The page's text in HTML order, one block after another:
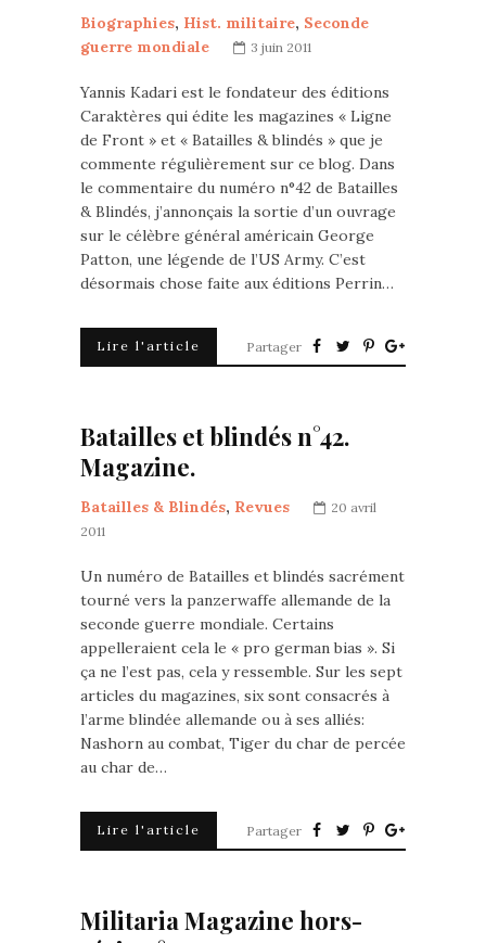
Biographies, Hist. militaire, Seconde
guerre mondiale
3 juin 2011
Yannis Kadari est le fondateur des éditions
Caraktères qui édite les magazines « Ligne
de Front » et « Batailles & blindés » que je
commente régulièrement sur ce blog. Dans
le commentaire du numéro n°42 de Batailles
& Blindés, j’annonçais la sortie d’un ouvrage
sur le célèbre général américain George
Patton, une légende de l’US Army. C’est
désormais chose faite aux éditions Perrin…
Lire l'article Partager
Batailles et blindés n°42.
Magazine.
Batailles & Blindés, Revues
20 avril
2011
Un numéro de Batailles et blindés sacrément
tourné vers la panzerwaffe allemande de la
seconde guerre mondiale. Certains
appelleraient cela le « pro german bias ». Si
ça ne l’est pas, cela y ressemble. Sur les sept
articles du magazines, six sont consacrés à
l’arme blindée allemande ou à ses alliés:
Nashorn au combat, Tiger du char de percée
au char de…
Lire l'article Partager
Militaria Magazine hors-